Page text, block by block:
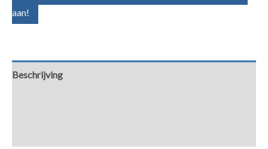
aan!
Beschrijving